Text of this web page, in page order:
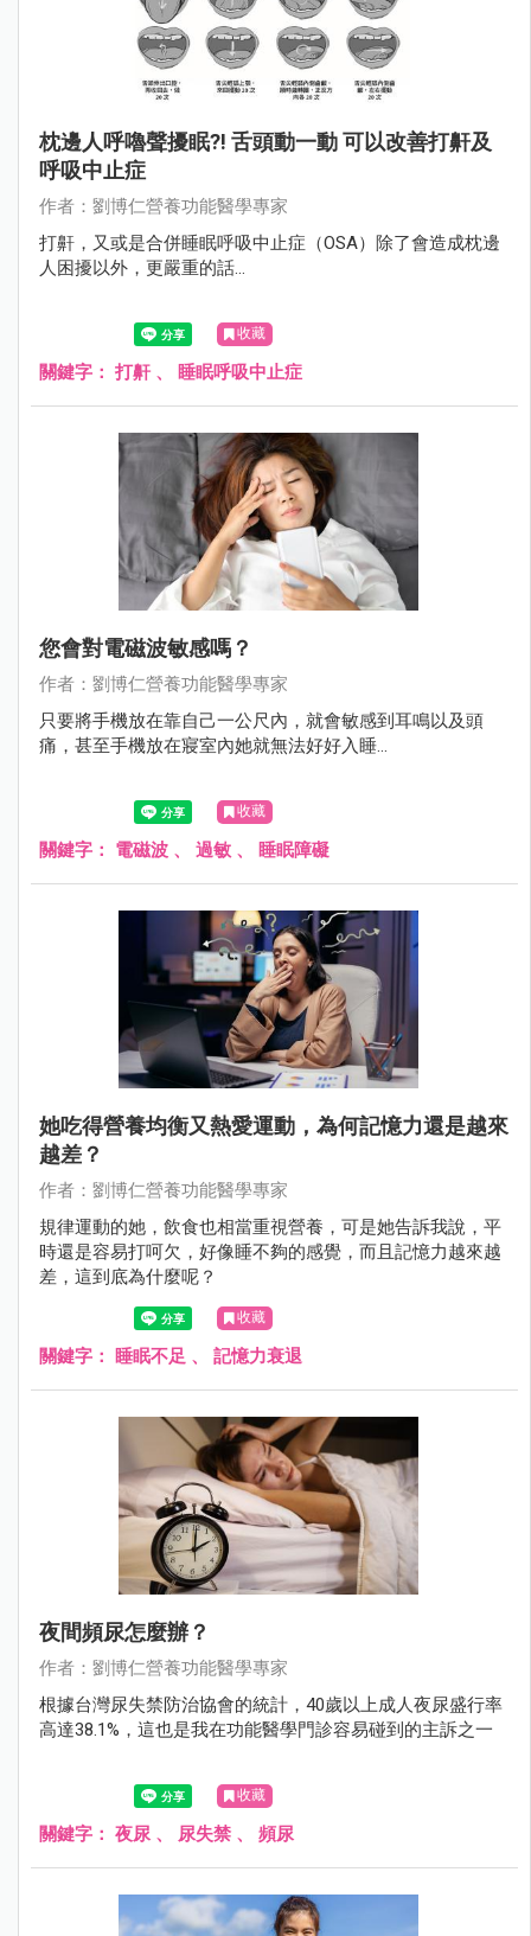
枕邊人呼嚕聲擾眠?! 舌頭動一動 可以改善打鼾及
呼吸中止症
作者：劉博仁營養功能醫學專家
打鼾，又或是合併睡眠呼吸中止症（OSA）除了會造成枕邊
人困擾以外，更嚴重的話...
收藏
關鍵字： 打鼾、 睡眠呼吸中止症
您會對電磁波敏感嗎？
作者：劉博仁營養功能醫學專家
只要將手機放在靠自己一公尺內，就會敏感到耳鳴以及頭
痛，甚至手機放在寢室內她就無法好好入睡...
收藏
關鍵字： 電磁波 、 過敏 、 睡眠障礙
她吃得營養均衡又熱愛運動，為何記憶力還是越來
越差？
作者：劉博仁營養功能醫學專家
規律運動的她，飲食也相當重視營養，可是她告訴我說，平
時還是容易打呵欠，好像睡不夠的感覺，而且記憶力越來越
差，這到底為什麼呢？
收藏
關鍵字： 睡眠不足 、 記憶力衰退
夜間頻尿怎麼辦？
作者：劉博仁營養功能醫學專家
根據台灣尿失禁防治協會的統計，40歲以上成人夜尿盛行率
高達38.1%，這也是我在功能醫學門診容易碰到的主訴之一
收藏
關鍵字： 夜尿 、 尿失禁 、 頻尿